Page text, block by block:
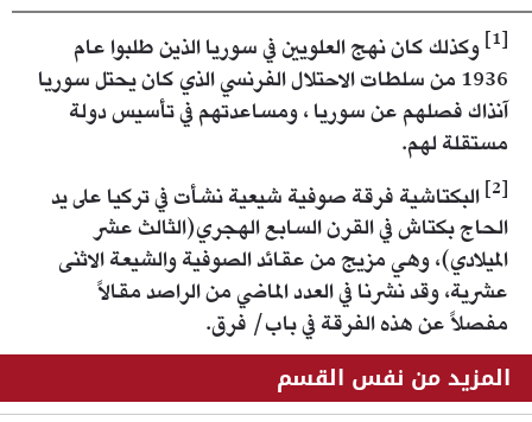
[1]
وكذلك كان نهج العلويين في سوريا الذين طلبوا عام
1936 من سلطات الاحتلال الفرنسي الذي كان يحتل سوريا
آنذاك فصلهم عن سوريا ، ومساعدتهم في تأسيس دولة
مستقلة لهم.
[2]
البكتاشية فرقة صوفية شيعية نشأت في تركيا على يد
الحاج بكتاش في القرن السابع الهجري(الثالث عشر
الميلادي)، وهي مزيج من عقائد الصوفية والشيعة الاثنى
عشرية، وقد نشرنا في العدد الماضي من الراصد مقالاً
مفصلاً عن هذه الفرقة في باب/ فرق.
المزيد من نفس القسم